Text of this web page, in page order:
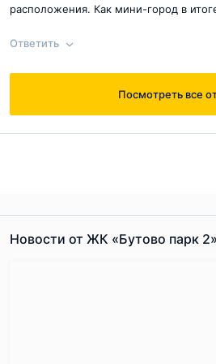
В соответствии с правилами
правилами публикации
расположения. Как мини-город в
Ответить
@Дмитрий
Посмотреть все
Новости от ЖК «Бутово парк 2»